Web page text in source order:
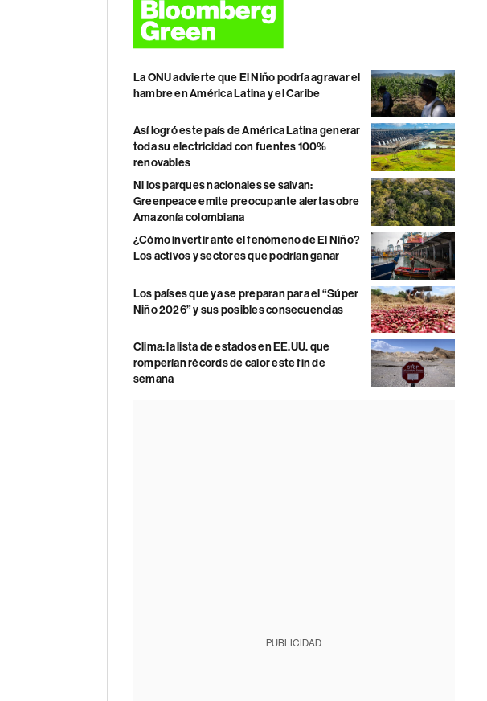
La ONU advierte que El Niño podría agravar el
hambre en América Latina y el Caribe
Así logró este país de América Latina generar
toda su electricidad con fuentes 100%
renovables
Ni los parques nacionales se salvan:
Greenpeace emite preocupante alerta sobre
Amazonía colombiana
¿Cómo invertir ante el fenómeno de El Niño?
Los activos y sectores que podrían ganar
Los países que ya se preparan para el “Súper
Niño 2026” y sus posibles consecuencias
Clima: la lista de estados en EE.UU. que
romperían récords de calor este fin de
semana
PUBLICIDAD